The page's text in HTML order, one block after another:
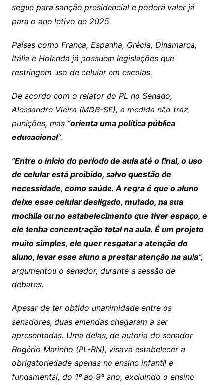
segue para sanção presidencial e poderá valer já
para o ano letivo de 2025.
Países como França, Espanha, Grécia, Dinamarca,
Itália e Holanda já possuem legislações que
restringem uso de celular em escolas.
De acordo com o relator do PL no Senado,
Alessandro Vieira (MDB-SE), a medida não traz
punições, mas “orienta uma política pública
educacional“.
“Entre o início do período de aula até o final, o uso
de celular está proibido, salvo questão de
necessidade, como saúde. A regra é que o aluno
deixe esse celular desligado, mutado, na sua
mochila ou no estabelecimento que tiver espaço, e
ele tenha concentração total na aula. É um projeto
muito simples, ele quer resgatar a atenção do
aluno, levar esse aluno a prestar atenção na aula“,
argumentou o senador, durante a sessão de
debates.
Apesar de ter obtido unanimidade entre os
senadores, duas emendas chegaram a ser
apresentadas. Uma delas, de autoria do senador
Rogério Marinho (PL-RN), visava estabelecer a
obrigatoriedade apenas no ensino infantil e
fundamental, do 1º ao 9º ano, excluindo o ensino